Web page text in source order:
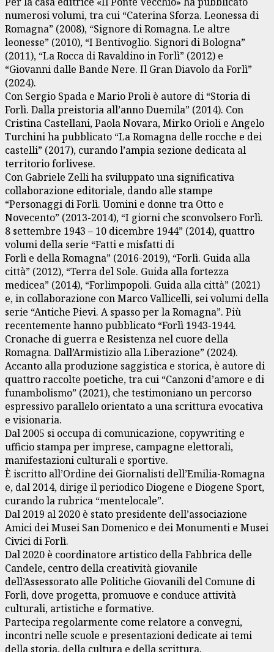
numerosi volumi, tra cui “Caterina Sforza. Leonessa di
Romagna” (2008), “Signore di Romagna. Le altre
leonesse” (2010), “I Bentivoglio. Signori di Bologna”
(2011), “La Rocca di Ravaldino in Forlì” (2012) e
“Giovanni dalle Bande Nere. Il Gran Diavolo da Forlì”
(2024).
Con Sergio Spada e Mario Proli è autore di “Storia di
Forlì. Dalla preistoria all’anno Duemila” (2014). Con
Cristina Castellani, Paola Novara, Mirko Orioli e Angelo
Turchini ha pubblicato “La Romagna delle rocche e dei
castelli” (2017), curando l’ampia sezione dedicata al
territorio forlivese.
Con Gabriele Zelli ha sviluppato una significativa
collaborazione editoriale, dando alle stampe
“Personaggi di Forlì. Uomini e donne tra Otto e
Novecento” (2013-2014), “I giorni che sconvolsero Forlì.
8 settembre 1943 – 10 dicembre 1944” (2014), quattro
volumi della serie “Fatti e misfatti di
Forlì e della Romagna” (2016-2019), “Forlì. Guida alla
città” (2012), “Terra del Sole. Guida alla fortezza
medicea” (2014), “Forlimpopoli. Guida alla città” (2021)
e, in collaborazione con Marco Vallicelli, sei volumi della
serie “Antiche Pievi. A spasso per la Romagna”. Più
recentemente hanno pubblicato “Forlì 1943-1944.
Cronache di guerra e Resistenza nel cuore della
Romagna. Dall’Armistizio alla Liberazione” (2024).
Accanto alla produzione saggistica e storica, è autore di
quattro raccolte poetiche, tra cui “Canzoni d’amore e di
funambolismo” (2021), che testimoniano un percorso
espressivo parallelo orientato a una scrittura evocativa
e visionaria.
Dal 2005 si occupa di comunicazione, copywriting e
ufficio stampa per imprese, campagne elettorali,
manifestazioni culturali e sportive.
È iscritto all’Ordine dei Giornalisti dell’Emilia-Romagna
e, dal 2014, dirige il periodico Diogene e Diogene Sport,
curando la rubrica “mentelocale”.
Dal 2019 al 2020 è stato presidente dell’associazione
Amici dei Musei San Domenico e dei Monumenti e Musei
Civici di Forlì.
Dal 2020 è coordinatore artistico della Fabbrica delle
Candele, centro della creatività giovanile
dell’Assessorato alle Politiche Giovanili del Comune di
Forlì, dove progetta, promuove e conduce attività
culturali, artistiche e formative.
Partecipa regolarmente come relatore a convegni,
incontri nelle scuole e presentazioni dedicate ai temi
della storia, della cultura e della scrittura.